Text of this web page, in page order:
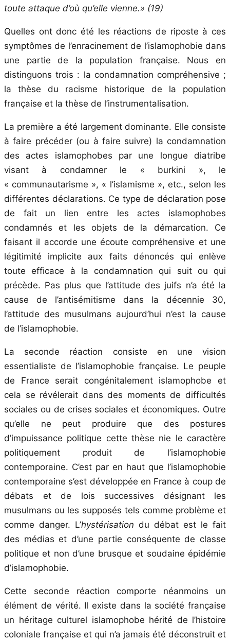
toute attaque d’où qu’elle vienne.» (19)
Quelles ont donc été les réactions de riposte à ces
symptômes de l’enracinement de l’islamophobie dans
une partie de la population française. Nous en
distinguons trois : la condamnation compréhensive ;
la thèse du racisme historique de la population
française et la thèse de l’instrumentalisation.
La première a été largement dominante. Elle consiste
à faire précéder (ou à faire suivre) la condamnation
des actes islamophobes par une longue diatribe
visant à condamner le « burkini », le
« communautarisme », « l’islamisme », etc., selon les
différentes déclarations. Ce type de déclaration pose
de fait un lien entre les actes islamophobes
condamnés et les objets de la démarcation. Ce
faisant il accorde une écoute compréhensive et une
légitimité implicite aux faits dénoncés qui enlève
toute efficace à la condamnation qui suit ou qui
précède. Pas plus que l’attitude des juifs n’a été la
cause de l’antisémitisme dans la décennie 30,
l’attitude des musulmans aujourd’hui n’est la cause
de l’islamophobie.
La seconde réaction consiste en une vision
essentialiste de l’islamophobie française. Le peuple
de France serait congénitalement islamophobe et
cela se révélerait dans des moments de difficultés
sociales ou de crises sociales et économiques. Outre
qu’elle ne peut produire que des postures
d’impuissance politique cette thèse nie le caractère
politiquement produit de l’islamophobie
contemporaine. C’est par en haut que l’islamophobie
contemporaine s’est développée en France à coup de
débats et de lois successives désignant les
musulmans ou les supposés tels comme problème et
comme danger. L’hystérisation du débat est le fait
des médias et d’une partie conséquente de classe
politique et non d’une brusque et soudaine épidémie
d’islamophobie.
Cette seconde réaction comporte néanmoins un
élément de vérité. Il existe dans la société française
un héritage culturel islamophobe hérité de l’histoire
coloniale française et qui n’a jamais été déconstruit et